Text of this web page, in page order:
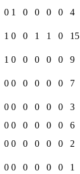
0 1 0 0 0 0
4
1 0 0 1 1 0
15
1 0 0 0 0 0
9
0 0 0 0 0 0
7
0 0 0 0 0 0
3
0 0 0 0 0 0
6
0 0 0 0 0 0
2
0 0 0 0 0 0 1